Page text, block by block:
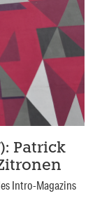
Patrick
Intro-Magazins